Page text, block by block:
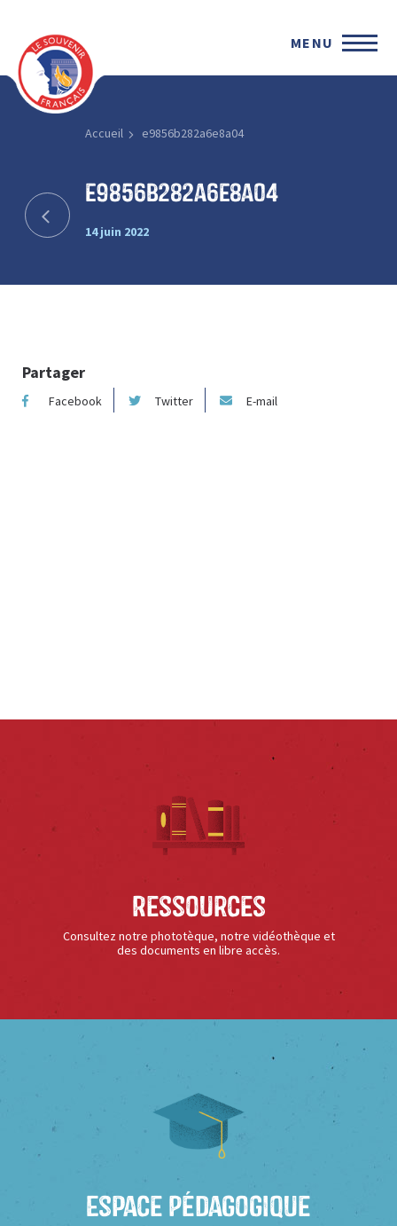
MENU
Accueil e9856b282a6e8a04
e9856b282a6e8a04
14 juin 2022
Partager
Facebook Twitter E-mail
Ressources
Consultez notre phototèque, notre vidéothèque et
des documents en libre accès.
Espace Pédagogique